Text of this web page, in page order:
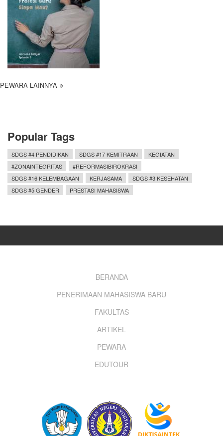
PEWARA LAINNYA
Popular Tags
SDGS #4 PENDIDIKAN SDGS #17 KEMITRAAN
KEGIATAN
#ZONAINTEGRITAS
#REFORMASIBIROKRASI
SDGS #16 KELEMBAGAAN
KERJASAMA
SDGS #3 KESEHATAN
SDGS #5 GENDER
PRESTASI MAHASISWA
BERANDA
PENERIMAAN MAHASISWA BARU
FAKULTAS
ARTIKEL
PEWARA
EDUTOUR